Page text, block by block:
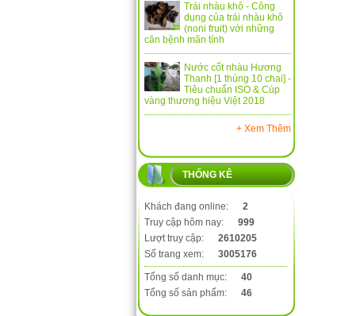
Trái nhàu khô - Công
dụng của trái nhàu khô
(noni fruit) với những
căn bệnh mãn tính
Nước cốt nhàu Hương
Thanh [1 thùng 10 chai] -
Tiêu chuẩn ISO & Cúp
vàng thương hiệu Việt 2018
+ Xem Thêm
THỐNG KÊ
Khách đang online:
2
Truy cập hôm nay:
999
Lượt truy cập:
2610205
Số trang xem:
3005176
Tổng số danh mục:
40
Tổng số sản phẩm:
46